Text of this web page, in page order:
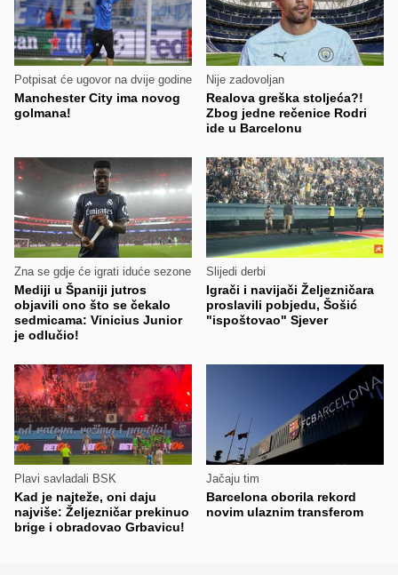
Potpisat će ugovor na dvije godine
Manchester City ima novog
golmana!
Nije zadovoljan
Realova greška stoljeća?!
Zbog jedne rečenice Rodri
ide u Barcelonu
Zna se gdje će igrati iduće sezone
Mediji u Španiji jutros
objavili ono što se čekalo
sedmicama: Vinicius Junior
je odlučio!
Slijedi derbi
Igrači i navijači Željezničara
proslavili pobjedu, Šošić
"ispoštovao" Sjever
Plavi savladali BSK
Kad je najteže, oni daju
najviše: Željezničar prekinuo
brige i obradovao Grbavicu!
Jačaju tim
Barcelona oborila rekord
novim ulaznim transferom